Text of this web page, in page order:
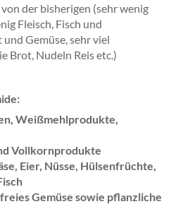
der bisherigen (sehr wenig
Fleisch, Fisch und
Gemüse, sehr viel
Brot, Nudeln Reis etc.)
Weißmehlprodukte,
Vollkornprodukte
Eier, Nüsse, Hülsenfrüchte,
Gemüse sowie pflanzliche